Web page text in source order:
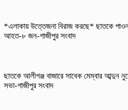
*এলাকায় উত্তেজনা বিরাজ করছে* ছাতকে পাওনা
আহত-৮ জন-গাজীপুর সংবাদ
ছাতকে আলীগঞ্জ বাজারে সাবেক মেম্বার আব্দুন
সভা-গাজীপুর সংবাদ